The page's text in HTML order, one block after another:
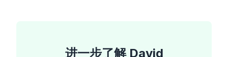
进一步了解 David